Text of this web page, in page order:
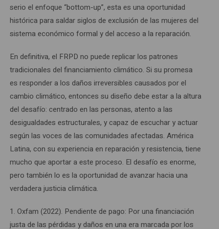
serio el enfoque “bottom-up”, esta es una oportunidad
histórica para saldar siglos de exclusión de las mujeres del
sistema económico formal y del acceso a la reparación.
En definitiva, el FRPD no puede replicar los patrones
tradicionales del financiamiento climático. Si su promesa
es responder a los daños irreversibles causados por el
cambio climático, entonces su diseño debe estar a la altura
del desafío: centrado en las personas, atento a las
desigualdades estructurales, y capaz de escuchar y actuar
según las voces de las comunidades afectadas. América
Latina, con su experiencia en reparación y resistencia, tiene
mucho que aportar a este proceso. El desafío es enorme,
pero también lo es la oportunidad de avanzar hacia una
verdadera justicia climática.
1. Oxfam (2022). Pendiente de pago: Por una financiación
justa de las pérdidas y daños en una era marcada por los